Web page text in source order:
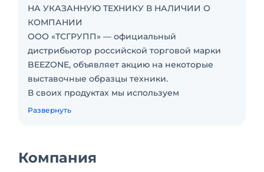
НА УКАЗАННУЮ ТЕХНИКУ В НАЛИЧИИ О
КОМПАНИИ
ООО «ТСГРУПП» — официальный
дистрибьютор российской торговой марки
BEEZONE, объявляет акцию на некоторые
выставочные образцы техники.
В своих продуктах мы используем
отечественные инженерные решения,
технику по доступной цене и обеспечивать
Развернуть
Компания